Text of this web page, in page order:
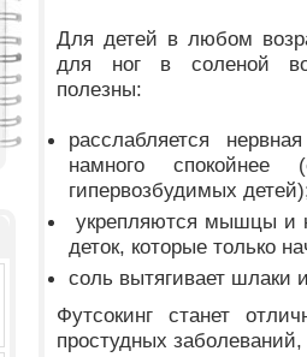
Для детей в любом
для ног в соленой
полезны:
расслабляется
намного спокойнее
гипервозбудимых
укрепляются мышцы и
деток, которые только
соль вытягивает шлаки
Футсокинг станет
простудных